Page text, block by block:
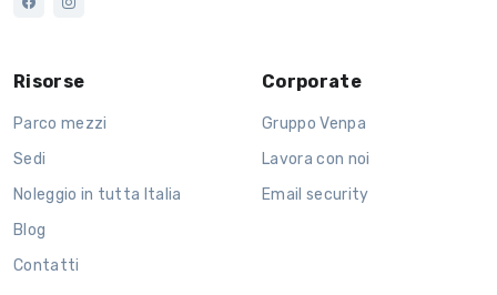
Risorse
Parco mezzi
Sedi
Noleggio in tutta Italia
Blog
Contatti
Corporate
Gruppo Venpa
Lavora con noi
Email security